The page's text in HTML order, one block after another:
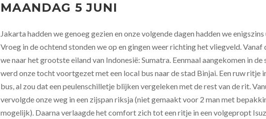
MAANDAG 5 JUNI
Jakarta hadden we genoeg gezien en onze volgende dagen hadden we
Vroeg in de ochtend stonden we op en gingen weer richting het vliegveld. Vanaf
we naar het grootste eiland van Indonesië: Sumatra. Eenmaal aangekomen in de
werd onze tocht voortgezet met een local bus naar de stad Binjai. Een ruw ritje
bus, al zou dat een peulenschilletje blijken vergeleken met de rest van de rit.
vervolgde onze weg in een zijspan riksja (niet gemaakt voor 2 man met
mogelijk). Daarna verlaagde het comfort zich tot een ritje in een volgepropt